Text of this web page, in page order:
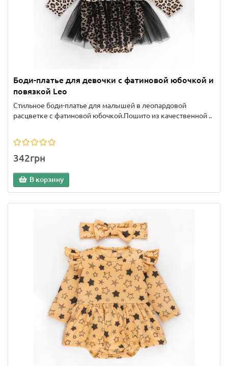
Боди-платье для девочки с фатиновой юбочкой и
повязкой Leo
Стильное боди-платье для малышей в леопардовой
расцветке с фатиновой юбочкой.Пошито из качественной ..
342грн
В корзину